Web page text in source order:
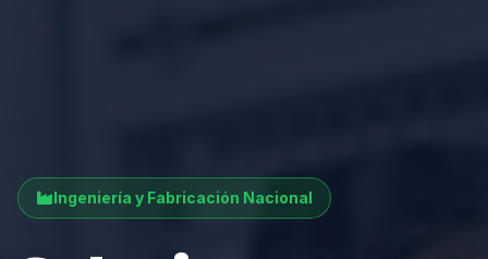
Ingeniería y Fabricación Nacional